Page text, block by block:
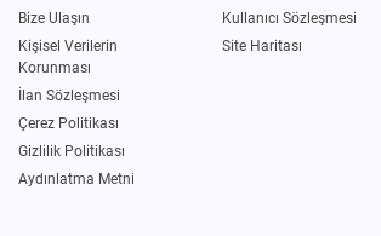
Bize Ulaşın
Kişisel Verilerin
Korunması
İlan Sözleşmesi
Çerez Politikası
Gizlilik Politikası
Aydınlatma Metni
Kullanıcı Sözleşmesi
Site Haritası